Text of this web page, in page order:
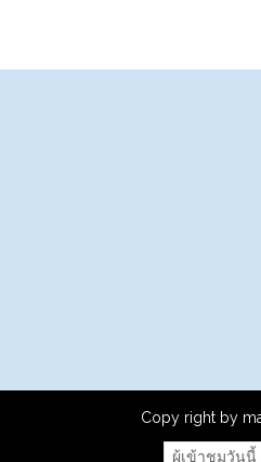
Copy right by
ผู้เข้าชมวันนี้